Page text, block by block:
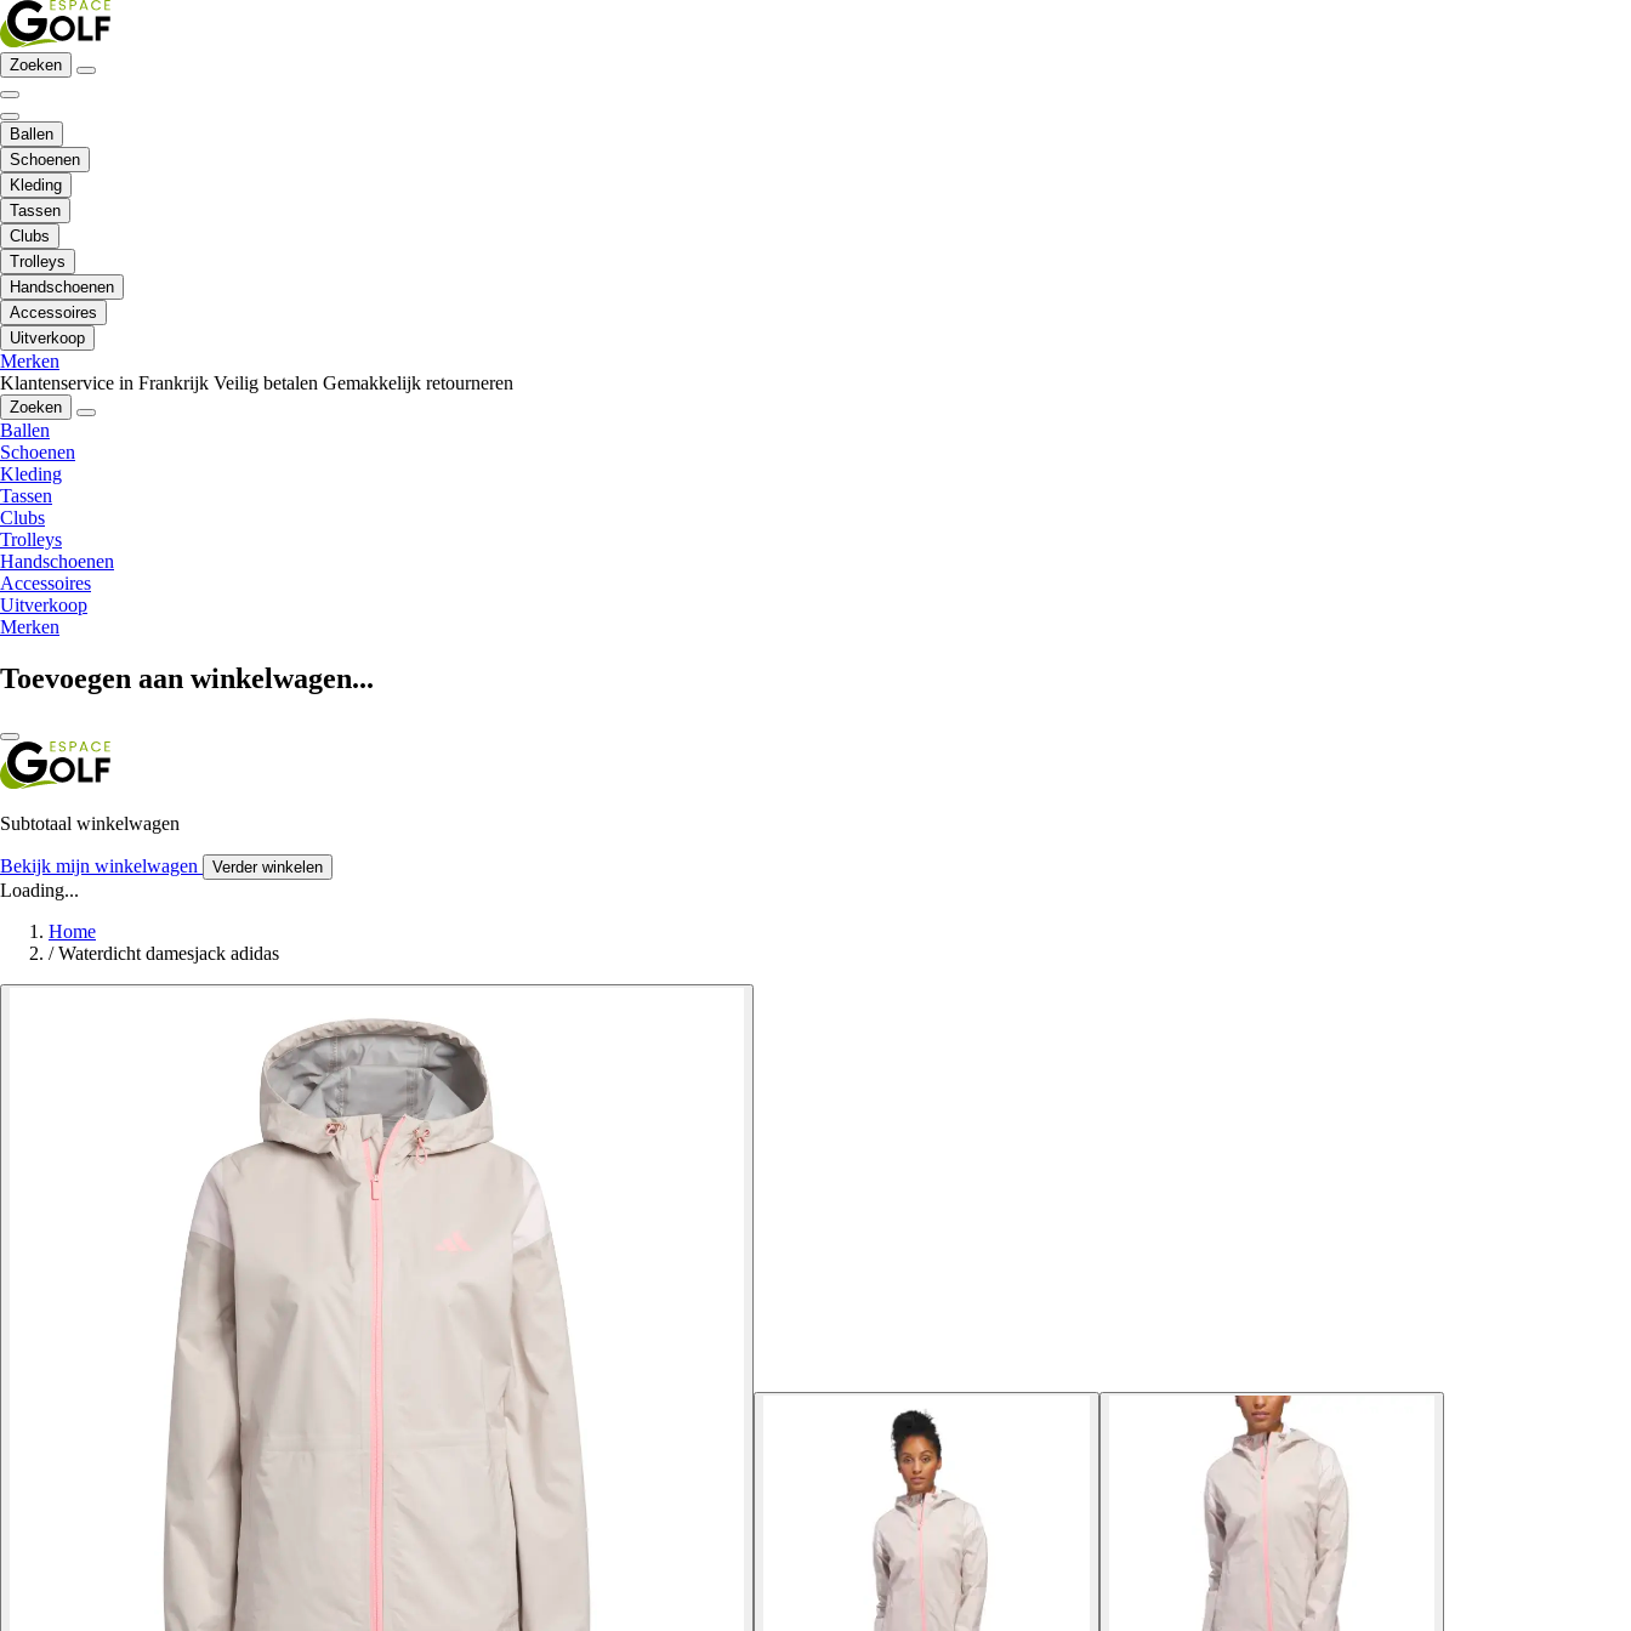
Zoeken
Ballen
Schoenen
Kleding
Tassen
Clubs
Trolleys
Handschoenen
Accessoires
Uitverkoop
Merken
Klantenservice in Frankrijk Veilig betalen Gemakkelijk retourneren
Zoeken
Ballen
Schoenen
Kleding
Tassen
Clubs
Trolleys
Handschoenen
Accessoires
Uitverkoop
Merken
Toevoegen aan winkelwagen...
Subtotaal winkelwagen
Bekijk mijn winkelwagen Verder winkelen
Loading...
Home
/ Waterdicht damesjack adidas